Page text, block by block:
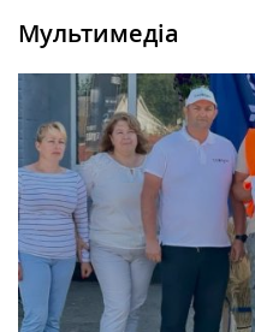
Мультимедіа